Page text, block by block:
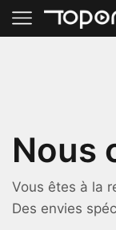
Nous
Vous êtes à la
Des envies